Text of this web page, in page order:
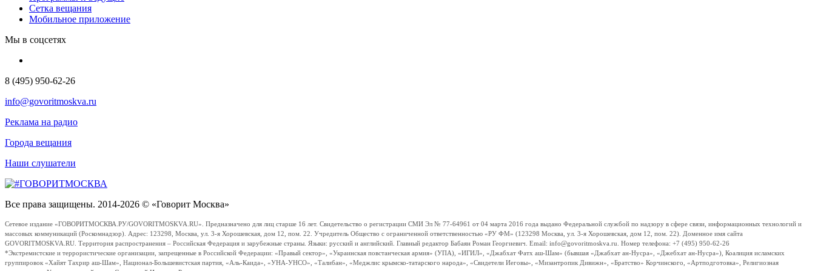
Сетка вещания
Мобильное приложение
Мы в соцсетях
8 (495) 950-62-26
info@govoritmoskva.ru
Реклама на радио
Города вещания
Наши слушатели
Все права защищены. 2014-2026 © «Говорит Москва»
Сетевое издание «ГОВОРИТМОСКВА.РУ/GOVORITMOSKVA.RU». Предназначено для лиц старше 16 лет. Свидетельство о регистрации СМИ Эл № 77-64961 от 04 марта 2016 года выдано Федеральной службой по надзору в сфере связи, информационных технологий и
массовых коммуникаций (Роскомнадзор). Адрес: 123298, Москва, ул. 3-я Хорошевская, дом 12, пом. 22. Учредитель Общество с ограниченной ответственностью «РУ ФМ» (123298 Москва, ул. 3-я Хорошевская, дом 12, пом. 22). Доменное имя сайта
GOVORITMOSKVA.RU. Территория распространения – Российская Федерация и зарубежные страны. Языки: русский и английский. Главный редактор Бабаян Роман Георгиевич. Email: info@govoritmoskva.ru. Номер телефона: +7 (495) 950-62-26
*Экстремистские и террористические организации, запрещенные в Российской Федерации: «Правый сектор», «Украинская повстанческая армия» (УПА), «ИГИЛ», «Джабхат Фатх аш-Шам» (бывшая «Джабхат ан-Нусра», «Джебхат ан-Нусра»), Коалиция исламских
группировок «Хайят Тахрир аш-Шам», Национал-Большевистская партия, «Аль-Каида», «УНА-УНСО», «Талибан», «Меджлис крымско-татарского народа», «Свидетели Иеговы», «Мизантропик Дивижн», «Братство» Корчинского, «Артподготовка», Религиозная